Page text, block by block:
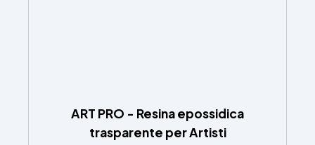
ART PRO - Resina epossidica
trasparente per Artisti